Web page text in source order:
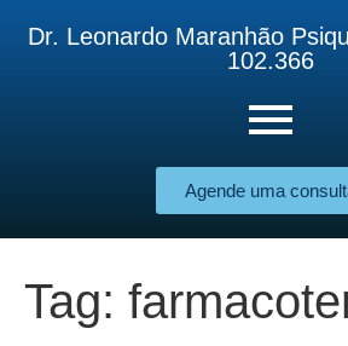
Dr. Leonardo Maranhão
102.366
Agende uma
Tag: